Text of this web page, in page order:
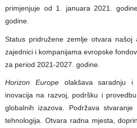
primjenjuje od 1. januara 2021.
godine.
Status pridružene zemlje otvara našoj
zajednici i kompanijama evropske
za period 2021-2027. godine.
Horizon Europeolakšava saradnju i
inovacija na razvoj, podršku i
globalnih izazova. Podržava
tehnologija. Otvara radna mjesta,